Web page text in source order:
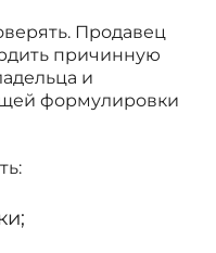
Продавец
причинную
и
формулировки